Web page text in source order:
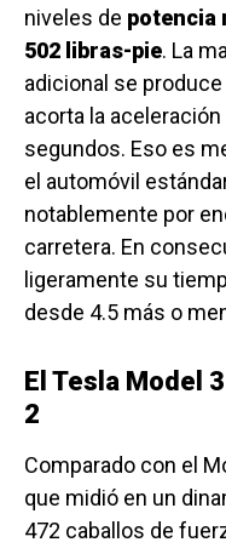
niveles de potencia
502 libras-pie. La
adicional se
acorta la
segundos. Eso es
el automóvil
notablemente por
carretera. En
ligeramente su
desde 4.5 más o
El Tesla Model
2
Comparado con el
que midió en un
472 caballos de